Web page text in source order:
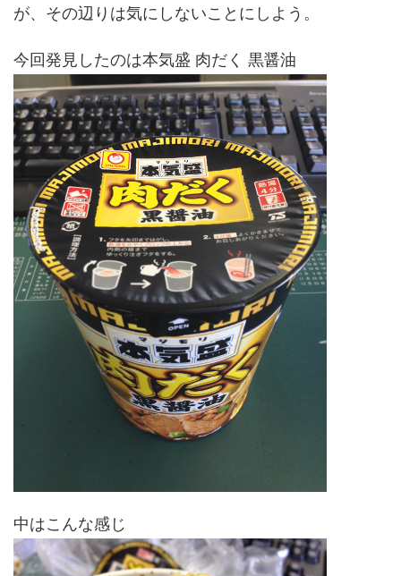
が、その辺りは気にしないことにしよう。
今回発見したのは本気盛 肉だく 黒醤油
中はこんな感じ